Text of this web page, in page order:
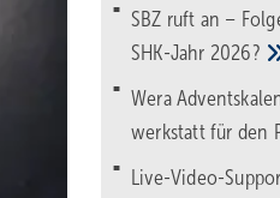
SBZ ruft an –
SHK-Jahr 2026?
Wera
werk­statt für den
Live-Video-